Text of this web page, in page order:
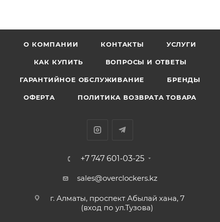
О КОМПАНИИ КОНТАКТЫ УСЛУГИ
КАК КУПИТЬ ВОПРОСЫ И ОТВЕТЫ
ГАРАНТИЙНОЕ ОБСЛУЖИВАНИЕ БРЕНДЫ
ОФЕРТА ПОЛИТИКА ВОЗВРАТА ТОВАРА
+7 747 601-03-25
sales@overclockers.kz
г. Алматы, проспект Абылай хана, 7
(вход по ул.Тузова)